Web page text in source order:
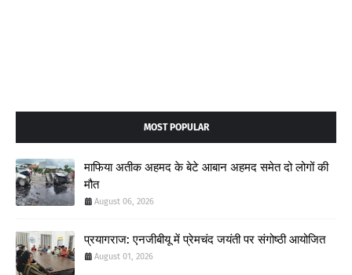
MOST POPULAR
माफिया अतीक अहमद के बेटे आबान अहमद समेत दो लोगों की
मौत
August 06, 2026
प्रयागराज: एनजीबीयू में प्रेमचंद जयंती पर संगोष्ठी आयोजित
August 01, 2026